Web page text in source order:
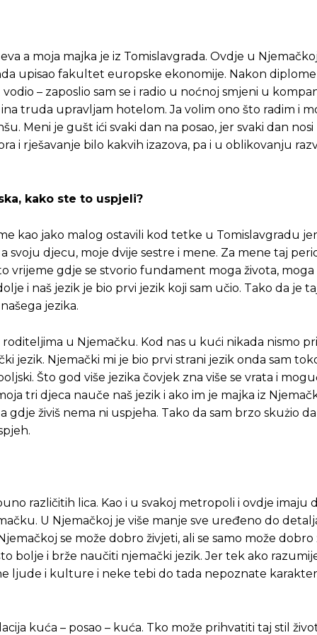
Pusti priču da živi!
Pusti priču da živi!
a moja majka je iz Tomislavgrada. Ovdje u
upisao fakultet europske ekonomije. Nakon diplome
– zaposlio sam se i radio u noćnoj smjeni u
truda upravljam hotelom. Ja volim ono što radim i
Meni je gušt ići svaki dan na posao, jer svaki dan nosi
i rješavanje bilo kakvih izazova, pa i u oblikovanju
kako ste to uspjeli?
kao jako malog ostavili kod tetke u Tomislavgradu
svoju djecu, moje dvije sestre i mene. Za mene taj
vrijeme gdje se stvorio fundament moga života, moga
i naš jezik je bio prvi jezik koji sam učio. Tako da je
jezika.
u Njemačku. Kod nas u kući nikada nismo
jezik. Njemački mi je bio prvi strani jezik onda sam
Što god više jezika čovjek zna više se vrata i
tri djeca nauče naš jezik i ako im je majka iz
živiš nema ni uspjeha. Tako da sam brzo skużio
različitih lica. Kao i u svakoj metropoli i ovdje imaju
U Njemačkoj je više manje sve uređeno do
se može dobro živjeti, ali se samo može dobro
bolje i brže naučiti njemački jezik. Jer tek ako
ljude i kulture i neke tebi do tada nepoznate
kuća – posao – kuća. Tko može prihvatiti taj stil